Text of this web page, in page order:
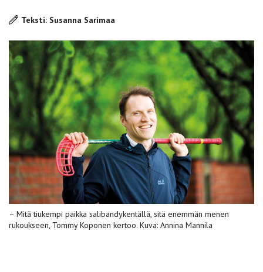
Teksti: Susanna Sarimaa
– Mitä tiukempi paikka salibandykentällä, sitä enemmän menen
rukoukseen, Tommy Koponen kertoo. Kuva: Annina Mannila